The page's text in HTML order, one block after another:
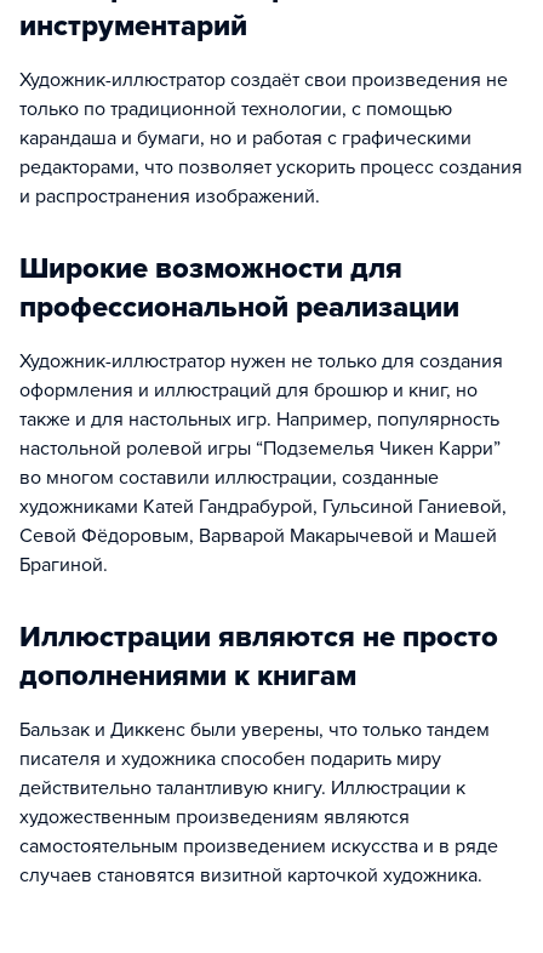
инструментарий
Художник-иллюстратор создаёт свои произведения не
только по традиционной технологии, с помощью
карандаша и бумаги, но и работая с графическими
редакторами, что позволяет ускорить процесс создания
и распространения изображений.
Широкие возможности для
профессиональной реализации
Художник-иллюстратор нужен не только для создания
оформления и иллюстраций для брошюр и книг, но
также и для настольных игр. Например, популярность
настольной ролевой игры “Подземелья Чикен Карри”
во многом составили иллюстрации, созданные
художниками Катей Гандрабурой, Гульсиной Ганиевой,
Севой Фёдоровым, Варварой Макарычевой и Машей
Брагиной.
Иллюстрации являются не просто
дополнениями к книгам
Бальзак и Диккенс были уверены, что только тандем
писателя и художника способен подарить миру
действительно талантливую книгу. Иллюстрации к
художественным произведениям являются
самостоятельным произведением искусства и в ряде
случаев становятся визитной карточкой художника.